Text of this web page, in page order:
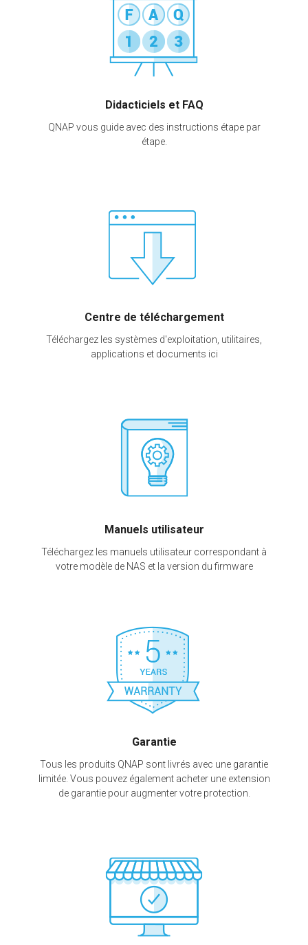
Didacticiels et FAQ
QNAP vous guide avec des instructions étape par
étape.
Centre de téléchargement
Téléchargez les systèmes d'exploitation, utilitaires,
applications et documents ici
Manuels utilisateur
Téléchargez les manuels utilisateur correspondant à
votre modèle de NAS et la version du firmware
Garantie
Tous les produits QNAP sont livrés avec une garantie
limitée. Vous pouvez également acheter une extension
de garantie pour augmenter votre protection.